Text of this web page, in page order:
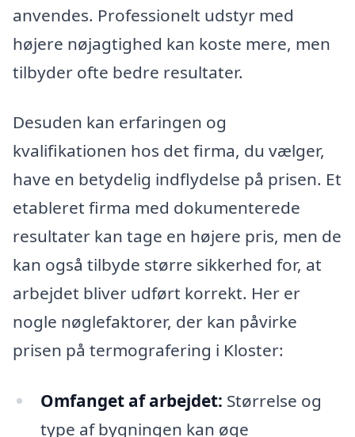
anvendes. Professionelt udstyr med
højere nøjagtighed kan koste mere, men
tilbyder ofte bedre resultater.
Desuden kan erfaringen og
kvalifikationen hos det firma, du vælger,
have en betydelig indflydelse på prisen. Et
etableret firma med dokumenterede
resultater kan tage en højere pris, men de
kan også tilbyde større sikkerhed for, at
arbejdet bliver udført korrekt. Her er
nogle nøglefaktorer, der kan påvirke
prisen på termografering i Kloster:
Omfanget af arbejdet: Størrelse og
type af bygningen kan øge